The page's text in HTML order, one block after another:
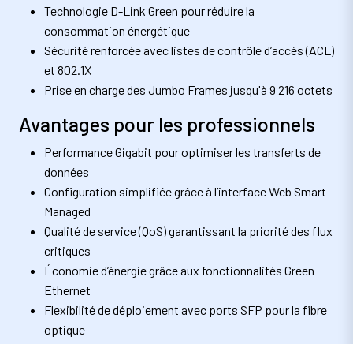
Technologie D-Link Green pour réduire la
consommation énergétique
Sécurité renforcée avec listes de contrôle d’accès (ACL)
et 802.1X
Prise en charge des Jumbo Frames jusqu'à 9 216 octets
Avantages pour les professionnels
Performance Gigabit pour optimiser les transferts de
données
Configuration simplifiée grâce à l’interface Web Smart
Managed
Qualité de service (QoS) garantissant la priorité des flux
critiques
Économie d’énergie grâce aux fonctionnalités Green
Ethernet
Flexibilité de déploiement avec ports SFP pour la fibre
optique